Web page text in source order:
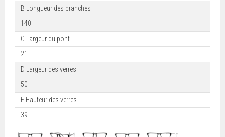
B Longueur des branches
140
C Largeur du pont
21
D Largeur des verres
50
E Hauteur des verres
39